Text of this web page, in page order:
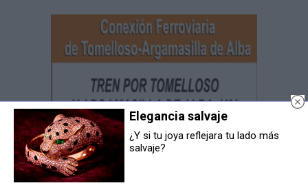
Elegancia salvaje
¿Y si tu joya reflejara tu lado más
salvaje?